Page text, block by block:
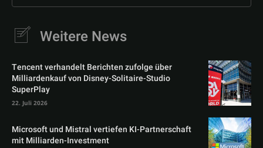
Weitere News
Tencent verhandelt Berichten zufolge über
Milliardenkauf von Disney-Solitaire-Studio
SuperPlay
22. Juli 2026
Microsoft und Mistral vertiefen KI-Partnerschaft
mit Milliarden-Investment